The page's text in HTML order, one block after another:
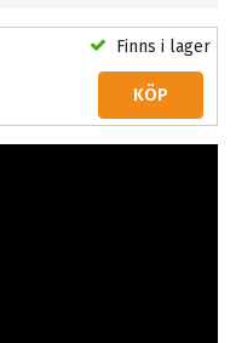
Finns i lager
KÖP